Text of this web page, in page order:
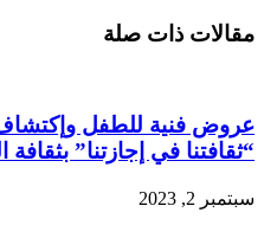
البريد
مقالات ذات صلة
عروض فنية للطفل
“ثقافتنا في إجازتنا” بثقافة
سبتمبر 2, 2023